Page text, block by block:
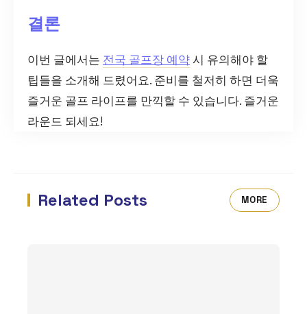
결론
이번 글에서는 전국 골프장 예약시 유의해야 할
팁들을 소개해 드렸어요. 준비를 철저히 하면 더욱
즐거운 골프 라이프를 만끽할 수 있습니다. 즐거운
라운드 되세요!
Related Posts MORE